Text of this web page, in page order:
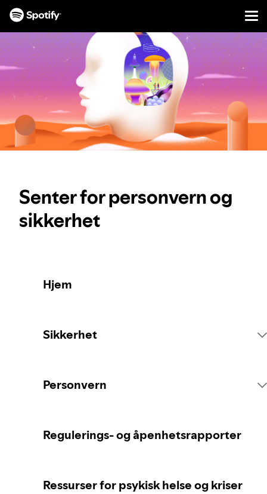
TIL
INNHOLD
Senter for personvern og
sikkerhet
Hjem
Sikkerhet
Personvern
Regulerings- og åpenhetsrapporter
Ressurser for psykisk helse og kriser